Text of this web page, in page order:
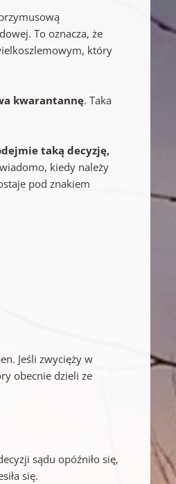
To oznacza, że
który
kwarantannę. Taka
taką decyzję,
kiedy należy
pod znakiem
Jeśli zwycięży w
obecnie dzieli ze
sądu opóźniło się,
się.